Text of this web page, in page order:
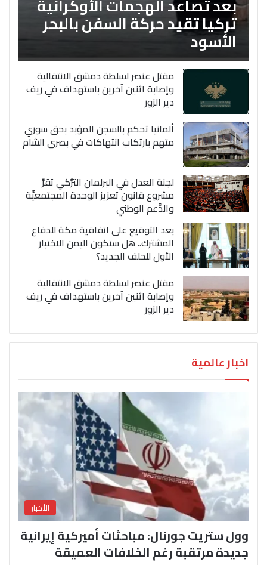
تركيا تقيد حركة السفن بالبحر
الأسود
مقتل عنصر لسلطة دمشق الانتقالية
وإصابة اثنين آخرين باستهداف في ريف
دير الزور
ألمانيا تحكم بالسجن المؤبد بحق سوري
متهم بارتكاب انتهاكات في بصرى الشام
لجنة العدل في البرلمان التُّركي تقرُّ
مشروع قانون تعزيز الوحدة المجتمعيَّة
والدَّعم الوطني
بعد التوقيع على اتفاقية مكة للدفاع
المشترك.. هل ستكون اليمن الاختبار
الأول للحلف الجديد؟
مقتل عنصر لسلطة دمشق الانتقالية
وإصابة اثنين آخرين باستهداف في ريف
دير الزور
اخبار عالمية
الأخبار
وول ستريت جورنال: مباحثات أميركية إيرانية
جديدة مرتقبة رغم الخلافات العميقة